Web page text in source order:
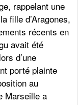
rappelant une
fille d’Aragones,
récents en
avait été
d’une
porté plainte
au
Marseille a